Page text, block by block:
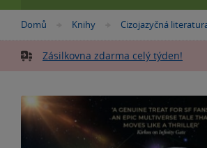
Nacházíte
zde:
Domů »
Knihy »
Cizojazyčná
Zásilkovna zdarma celý týden!